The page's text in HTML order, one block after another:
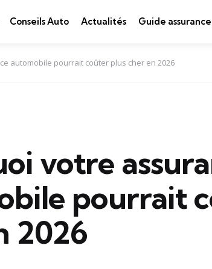
Conseils Auto Actualités Guide
automobile pourrait coûter plus cher en 2026
votre
pourrait
2026